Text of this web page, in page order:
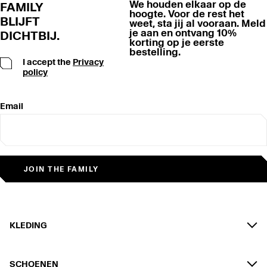
Items moeten ongedragen, onbeschadigd en ongebruikt
worden geretourneerd, met alle tags bevestigd en inclusief de
originele verpakking.
FAMILY
BLIJFT
DICHTBIJ.
I accept the Privacy
policy
We houden elkaar op de
hoogte. Voor de rest het
weet, sta jij al vooraan. Meld
je aan en ontvang 10%
korting op je eerste
bestelling.
Email
JOIN THE FAMILY
KLEDING
SCHOENEN